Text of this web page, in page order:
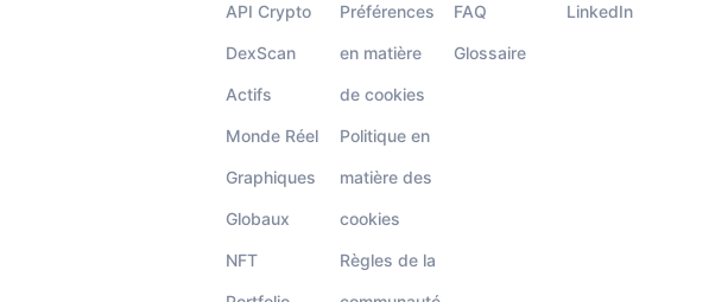
API Crypto
DexScan
Actifs
Monde Réel
Graphiques
Globaux
NFT
Préférences
en matière
de cookies
Politique en
matière des
cookies
Règles de la
FAQ
Glossaire
LinkedIn